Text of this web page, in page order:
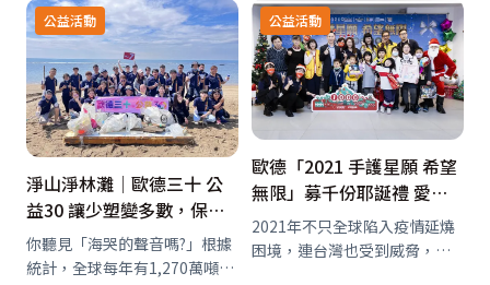
的故事。播出後創下該頻道最
高收視紀錄，也讓許多人對自
閉症障礙者有更深的認識，並
開始關注自…
及，募款不如往年，歐德集團
手護星願堅持不停擺，自2008
年舉辦開始，至今邁入第15
年，在愛心大使-吳東諺、白家
綺及歐德傢俱、優…
公益活動
淨山淨林灘│歐德三十 公
益30 讓少塑變多數，保育
觀念向下紮根，以行動守護
台灣！
你聽見「海哭的聲音嗎?」根據
統計，全球每年有1,270萬噸塑
公益活動
歐德「2021 手護星願 希望
無限」募千份耶誕禮 愛心
大使張文綺伴孩子體驗小小
館長慶耶誕
2021年不只全球陷入疫情延燒
困境，連台灣也受到威脅，各